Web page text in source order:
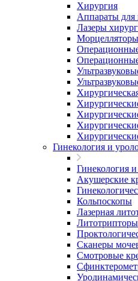
Хирургия
Аппараты для
Лазеры
Морцелляторы
Гинекология и
Гинекология
Акушерские
Кольпоскопы
Лазерная
Литотрипторы
Сканеры
Смотровые